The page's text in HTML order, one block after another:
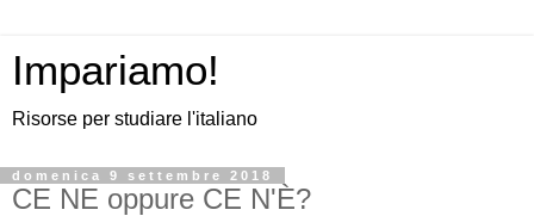
Impariamo!
Risorse per studiare l'italiano
domenica 9 settembre 2018
CE NE oppure CE N'È?